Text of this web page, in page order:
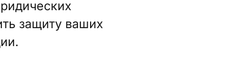
защиту ваших